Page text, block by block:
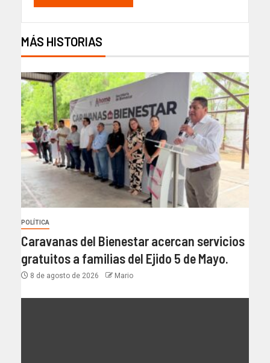
MÁS HISTORIAS
POLÍTICA
Caravanas del Bienestar acercan servicios
gratuitos a familias del Ejido 5 de Mayo.
8 de agosto de 2026 Mario